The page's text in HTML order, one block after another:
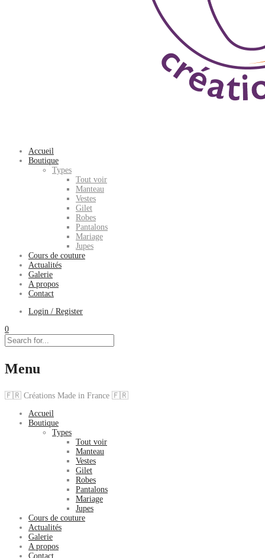
Accueil
Boutique
Types
Tout voir
Manteau
Vestes
Gilet
Robes
Pantalons
Mariage
Jupes
Cours de couture
Actualités
Galerie
A propos
Contact
Login / Register
0
Menu
🇫🇷 Créations Made in France 🇫🇷
Accueil
Boutique
Types
Tout voir
Manteau
Vestes
Gilet
Robes
Pantalons
Mariage
Jupes
Cours de couture
Actualités
Galerie
A propos
Contact